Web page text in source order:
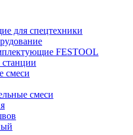
для спецтехники
FESTOOL
смеси
смеси